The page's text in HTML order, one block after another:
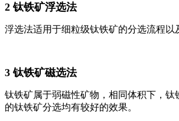
2 钛铁矿浮选法
浮选法适用于细粒级钛铁矿的分选流程
3 钛铁矿磁选法
钛铁矿属于弱磁性矿物，相同体积下，
的钛铁矿分选均有较好的效果。